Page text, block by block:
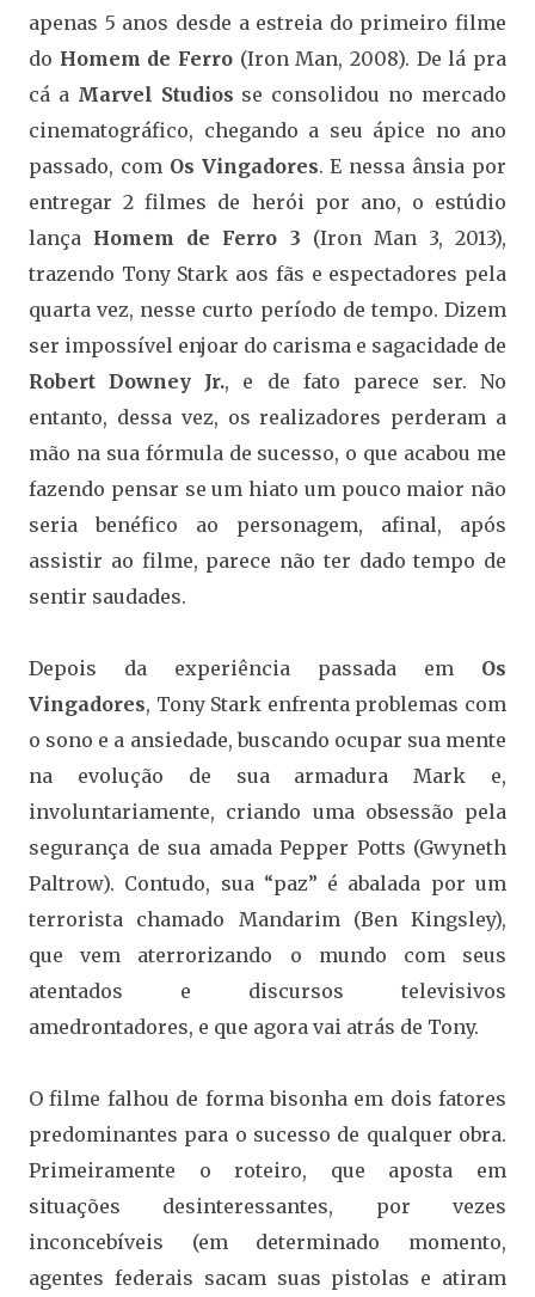
apenas 5 anos desde a estreia do primeiro filme
do Homem de Ferro (Iron Man, 2008). De lá pra
cá a Marvel Studios se consolidou no mercado
cinematográfico, chegando a seu ápice no ano
passado, com Os Vingadores. E nessa ânsia por
entregar 2 filmes de herói por ano, o estúdio
lança Homem de Ferro 3 (Iron Man 3, 2013),
trazendo Tony Stark aos fãs e espectadores pela
quarta vez, nesse curto período de tempo. Dizem
ser impossível enjoar do carisma e sagacidade de
Robert Downey Jr., e de fato parece ser. No
entanto, dessa vez, os realizadores perderam a
mão na sua fórmula de sucesso, o que acabou me
fazendo pensar se um hiato um pouco maior não
seria benéfico ao personagem, afinal, após
assistir ao filme, parece não ter dado tempo de
sentir saudades.
Depois da experiência passada em Os
Vingadores, Tony Stark enfrenta problemas com
o sono e a ansiedade, buscando ocupar sua mente
na evolução de sua armadura Mark e,
involuntariamente, criando uma obsessão pela
segurança de sua amada Pepper Potts (Gwyneth
Paltrow). Contudo, sua “paz” é abalada por um
terrorista chamado Mandarim (Ben Kingsley),
que vem aterrorizando o mundo com seus
atentados e discursos televisivos
amedrontadores, e que agora vai atrás de Tony.
O filme falhou de forma bisonha em dois fatores
predominantes para o sucesso de qualquer obra.
Primeiramente o roteiro, que aposta em
situações desinteressantes, por vezes
inconcebíveis (em determinado momento,
agentes federais sacam suas pistolas e atiram